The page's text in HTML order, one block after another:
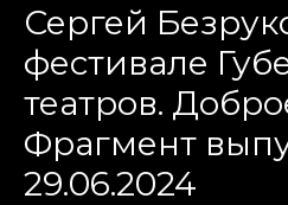
Сергей
фестивале
театров.
Фрагмент
29.06.2024